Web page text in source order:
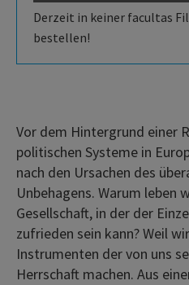
Derzeit in keiner facultas
bestellen!
Vor dem Hintergrund einer
politischen Systeme in
nach den Ursachen des
Unbehagens. Warum leben
Gesellschaft, in der der
zufrieden sein kann? Weil
Instrumenten der von uns
Herrschaft machen. Aus